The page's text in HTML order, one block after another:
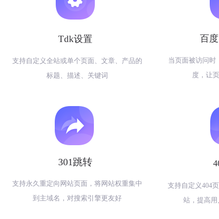
Tdk设置
支持自定义全站或单个页面、文章、产品的
标题、描述、关键词
百
当页面被访问时
度，让
301跳转
支持永久重定向网站页面，将网站权重集中
到主域名，对搜索引擎更友好
支持自定义404
站，提高